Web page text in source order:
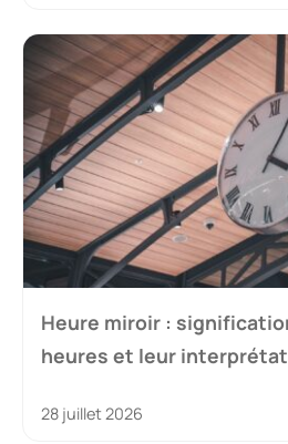
Heure miroir :
heures et leur
28 juillet 2026